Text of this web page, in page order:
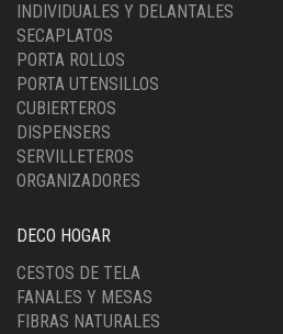
INDIVIDUALES Y DELANTALES
SECAPLATOS
PORTA ROLLOS
PORTA UTENSILLOS
CUBIERTEROS
DISPENSERS
SERVILLETEROS
ORGANIZADORES
DECO HOGAR
CESTOS DE TELA
FANALES Y MESAS
FIBRAS NATURALES